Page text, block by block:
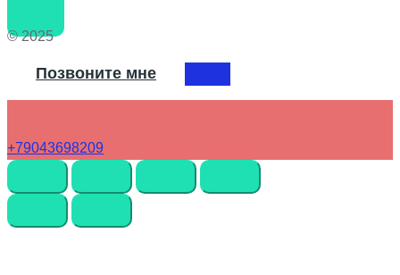
© 2025
Позвоните мне
+79043698209